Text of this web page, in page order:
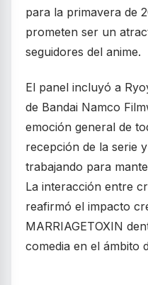
para la primavera de
prometen ser un
seguidores del anime.
El panel incluyó a
de Bandai Namco
emoción general de
recepción de la serie
trabajando para
La interacción entre
reafirmó el impacto
MARRIAGETOXIN
comedia en el ámbito